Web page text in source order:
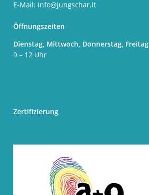
E-Mail: info@jungschar.it
Öffnungszeiten
Dienstag, Mittwoch, Donnerstag, Freitag
9 – 12 Uhr
Zertifizierung